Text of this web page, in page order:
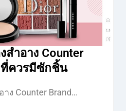
สำอาง Counter
ควรมีซักชิ้น
ง Counter Brand…